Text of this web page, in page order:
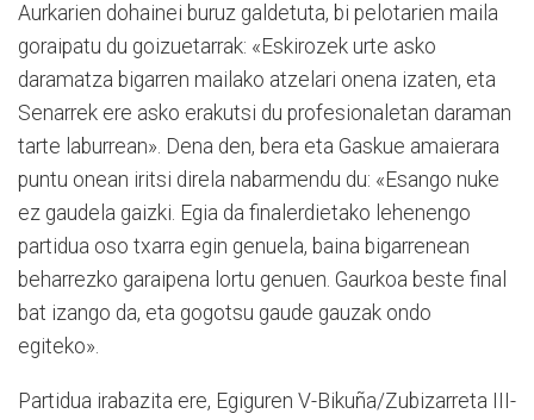
Aurkarien dohainei buruz galdetuta, bi pelotarien maila
goraipatu du goizuetarrak: «Eskirozek urte asko
daramatza bigarren mailako atzelari onena izaten, eta
Senarrek ere asko erakutsi du profesionaletan daraman
tarte laburrean». Dena den, bera eta Gaskue amaierara
puntu onean iritsi direla nabarmendu du: «Esango nuke
ez gaudela gaizki. Egia da finalerdietako lehenengo
partidua oso txarra egin genuela, baina bigarrenean
beharrezko garaipena lortu genuen. Gaurkoa beste final
bat izango da, eta gogotsu gaude gauzak ondo
egiteko».
Partidua irabazita ere, Egiguren V-Bikuña/Zubizarreta III-